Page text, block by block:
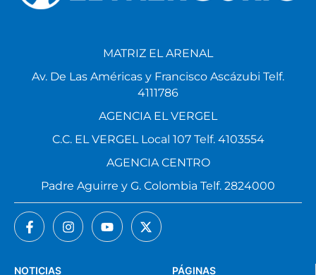
PÁGINAS
NOTICIAS
MATRIZ EL ARENAL
Av. De Las Américas y Francisco Ascázubi Telf.
4111786
AGENCIA EL VERGEL
C.C. EL VERGEL Local 107 Telf. 4103554
AGENCIA CENTRO
Padre Aguirre y G. Colombia Telf. 2824000